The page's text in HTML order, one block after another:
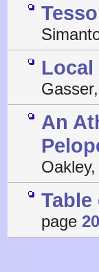
An
Table
page